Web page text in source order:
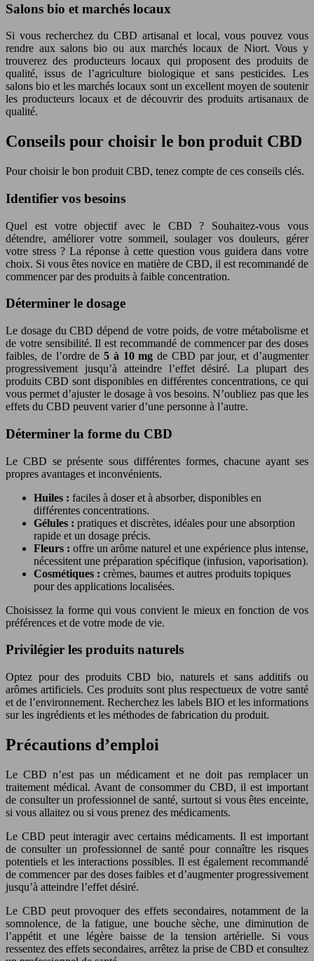
Salons bio et marchés locaux
Si vous recherchez du CBD artisanal et local, vous pouvez vous
rendre aux salons bio ou aux marchés locaux de Niort. Vous y
trouverez des producteurs locaux qui proposent des produits de
qualité, issus de l’agriculture biologique et sans pesticides. Les
salons bio et les marchés locaux sont un excellent moyen de soutenir
les producteurs locaux et de découvrir des produits artisanaux de
qualité.
Conseils pour choisir le bon produit CBD
Pour choisir le bon produit CBD, tenez compte de ces conseils clés.
Identifier vos besoins
Quel est votre objectif avec le CBD ? Souhaitez-vous vous
détendre, améliorer votre sommeil, soulager vos douleurs, gérer
votre stress ? La réponse à cette question vous guidera dans votre
choix. Si vous êtes novice en matière de CBD, il est recommandé de
commencer par des produits à faible concentration.
Déterminer le dosage
Le dosage du CBD dépend de votre poids, de votre métabolisme et
de votre sensibilité. Il est recommandé de commencer par des doses
faibles, de l’ordre de5 à 10 mgde CBD par jour, et d’augmenter
progressivement jusqu’à atteindre l’effet désiré. La plupart des
produits CBD sont disponibles en différentes concentrations, ce qui
vous permet d’ajuster le dosage à vos besoins. N’oubliez pas que les
effets du CBD peuvent varier d’une personne à l’autre.
Déterminer la forme du CBD
Le CBD se présente sous différentes formes, chacune ayant ses
propres avantages et inconvénients.
Huiles : faciles à doser et à absorber, disponibles en
différentes concentrations.
Gélules : pratiques et discrètes, idéales pour une absorption
rapide et un dosage précis.
Fleurs : offre un arôme naturel et une expérience plus intense,
nécessitent une préparation spécifique (infusion, vaporisation).
Cosmétiques : crèmes, baumes et autres produits topiques
pour des applications localisées.
Choisissez la forme qui vous convient le mieux en fonction de vos
préférences et de votre mode de vie.
Privilégier les produits naturels
Optez pour des produits CBD bio, naturels et sans additifs ou
arômes artificiels. Ces produits sont plus respectueux de votre santé
et de l’environnement. Recherchez les labels BIO et les informations
sur les ingrédients et les méthodes de fabrication du produit.
Précautions d’emploi
Le CBD n’est pas un médicament et ne doit pas remplacer un
traitement médical. Avant de consommer du CBD, il est important
de consulter un professionnel de santé, surtout si vous êtes enceinte,
si vous allaitez ou si vous prenez des médicaments.
Le CBD peut interagir avec certains médicaments. Il est important
de consulter un professionnel de santé pour connaître les risques
potentiels et les interactions possibles. Il est également recommandé
de commencer par des doses faibles et d’augmenter progressivement
jusqu’à atteindre l’effet désiré.
Le CBD peut provoquer des effets secondaires, notamment de la
somnolence, de la fatigue, une bouche sèche, une diminution de
l’appétit et une légère baisse de la tension artérielle. Si vous
ressentez des effets secondaires, arrêtez la prise de CBD et consultez